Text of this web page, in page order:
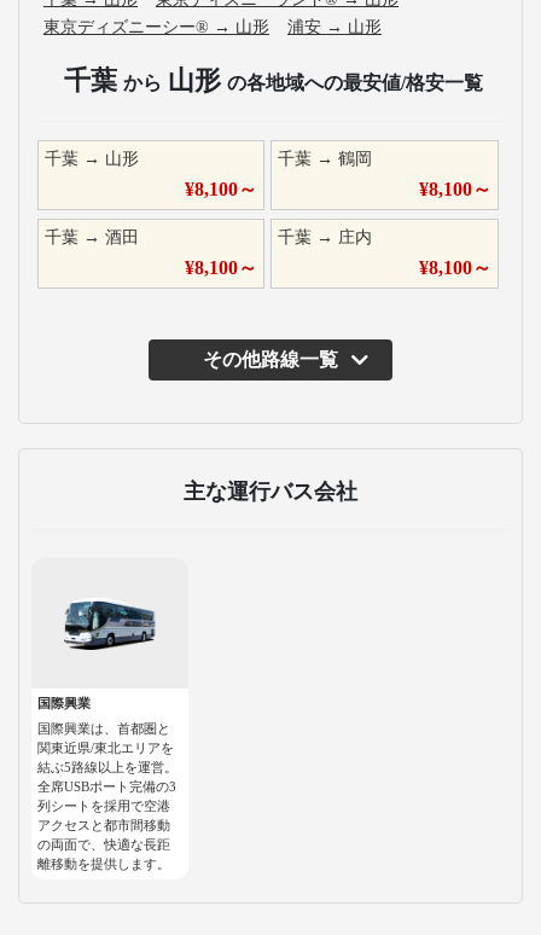
東京ディズニーシー® → 山形 浦安 → 山形
千葉 から 山形 の各地域への最安値/格安一覧
千葉 → 山形
¥8,100～
千葉 →鶴岡
¥8,100～
千葉 → 酒田
¥8,100～
千葉 → 庄内
¥8,100～
その他路線一覧
主な運行バス会社
国際興業
国際興業は、首都圏と
関東近県/東北エリアを
結ぶ5路線以上を運営。
全席USBポート完備の3
列シートを採用で空港
アクセスと都市間移動
の両面で、快適な長距
離移動を提供します。